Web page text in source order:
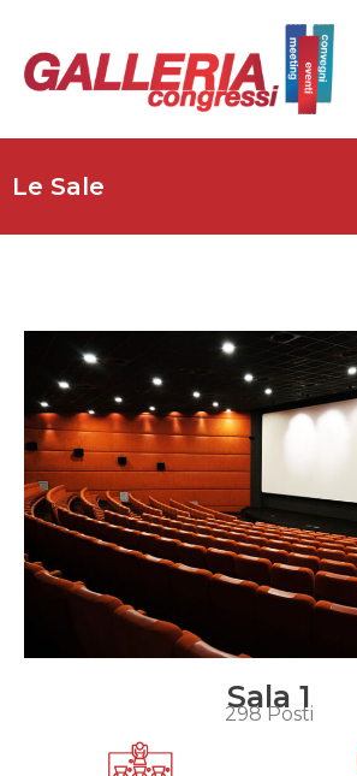
Le Sale
Sala 1
298 Posti